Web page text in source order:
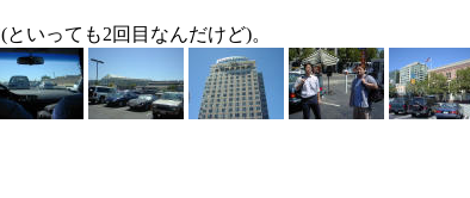
いっても2回目なんだけど)。